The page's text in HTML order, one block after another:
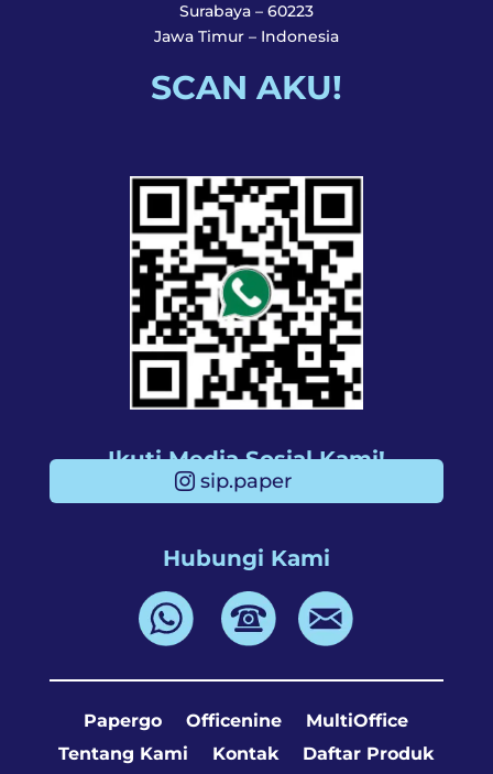
Surabaya – 60223
Jawa Timur – Indonesia
SCAN AKU!
Ikuti Media Sosial Kami!
sip.paper
Hubungi Kami
Papergo Officenine
MultiOffice
Tentang Kami
Kontak Daftar Produk